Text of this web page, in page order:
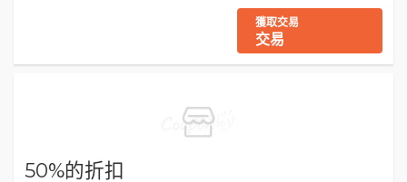
獲取交易
交易
50%的折扣